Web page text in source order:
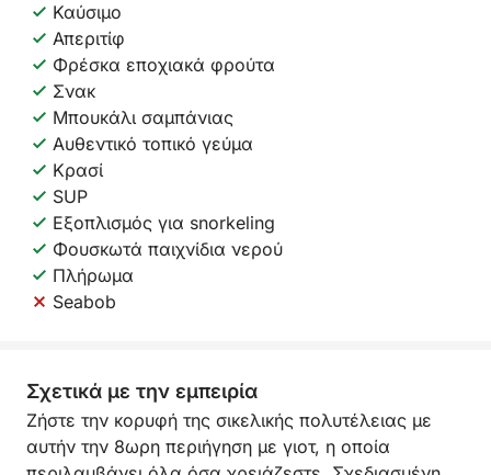
Καύσιμο
Απεριτίφ
Φρέσκα εποχιακά φρούτα
Σνακ
Μπουκάλι σαμπάνιας
Αυθεντικό τοπικό γεύμα
Κρασί
SUP
Εξοπλισμός για snorkeling
Φουσκωτά παιχνίδια νερού
Πλήρωμα
Seabob
Σχετικά με την εμπειρία
Ζήστε την κορυφή της σικελικής πολυτέλειας με
αυτήν την 8ωρη περιήγηση με γιοτ, η οποία